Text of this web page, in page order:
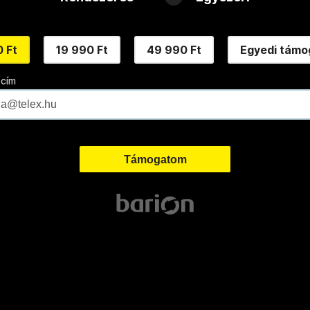
Ft 19 990 Ft 49 990 Ft Egyedi